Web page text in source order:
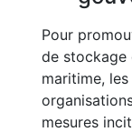
Pour
de stockage
maritime,
mesures